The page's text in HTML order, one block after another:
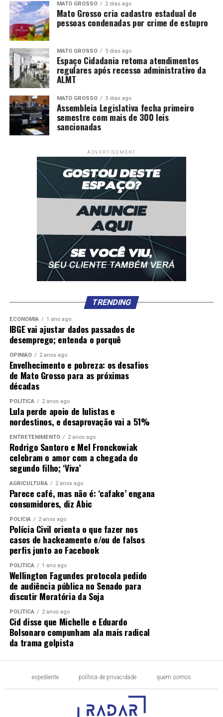
MATO GROSSO 2 dias ago
Mato Grosso cria cadastro estadual de
pessoas condenadas por crime de estupro
MATO GROSSO 3 dias ago
Espaço Cidadania retoma atendimentos
regulares após recesso administrativo da
ALMT
MATO GROSSO 3 dias ago
Assembleia Legislativa fecha primeiro
semestre com mais de 300 leis
sancionadas
ADVERTISEMENT
TRENDING
ECONOMIA 1 ano ago
IBGE vai ajustar dados passados de
desemprego; entenda o porquê
OPINIÃO 2 anos ago
Envelhecimento e pobreza: os desafios
de Mato Grosso para as próximas
décadas
POLÍTICA 2 anos ago
Lula perde apoio de lulistas e
nordestinos, e desaprovação vai a 51%
ENTRETENIMENTO 2 anos ago
Rodrigo Santoro e Mel Fronckowiak
celebram o amor com a chegada do
segundo filho; ‘Viva’
AGRICULTURA 2 anos ago
Parece café, mas não é: ‘cafake’ engana
consumidores, diz Abic
POLÍCIA 2 anos ago
Polícia Civil orienta o que fazer nos
casos de hackeamento e/ou de falsos
perfis junto ao Facebook
POLÍTICA 1 ano ago
Wellington Fagundes protocola pedido
de audiência pública no Senado para
discutir Moratória da Soja
POLÍTICA 2 anos ago
Cid disse que Michelle e Eduardo
Bolsonaro compunham ala mais radical
da trama golpista
expediente política de privacidade quem somos